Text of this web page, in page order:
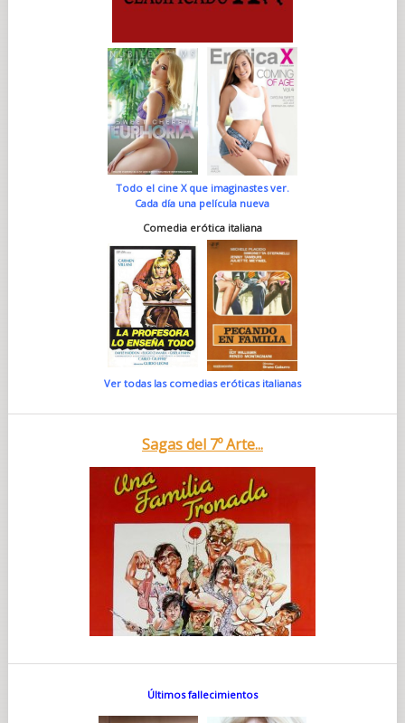
Todo el cine X que imaginastes ver.
Cada día una película nueva
Comedia erótica italiana
Ver todas las comedias eróticas italianas
Sagas del 7º Arte...
Últimos fallecimientos